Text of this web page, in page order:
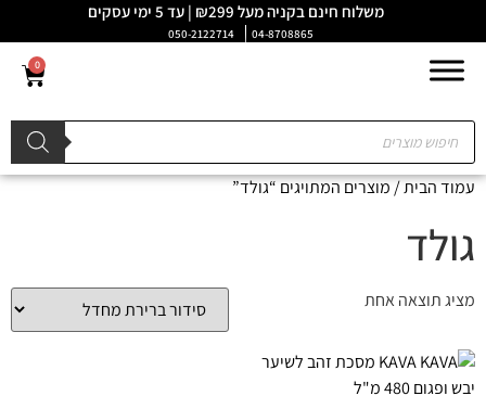
משלוח חינם בקניה מעל ₪299 | עד 5 ימי עסקים
04-8708865
050-2122714
0
עמוד הבית/ מוצרים המתויגים “גולד”
גולד
מציג תוצאה אחת